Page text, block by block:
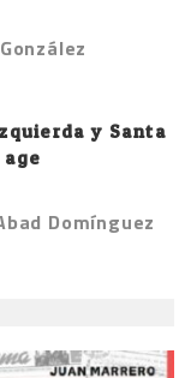
y Santa
Domínguez